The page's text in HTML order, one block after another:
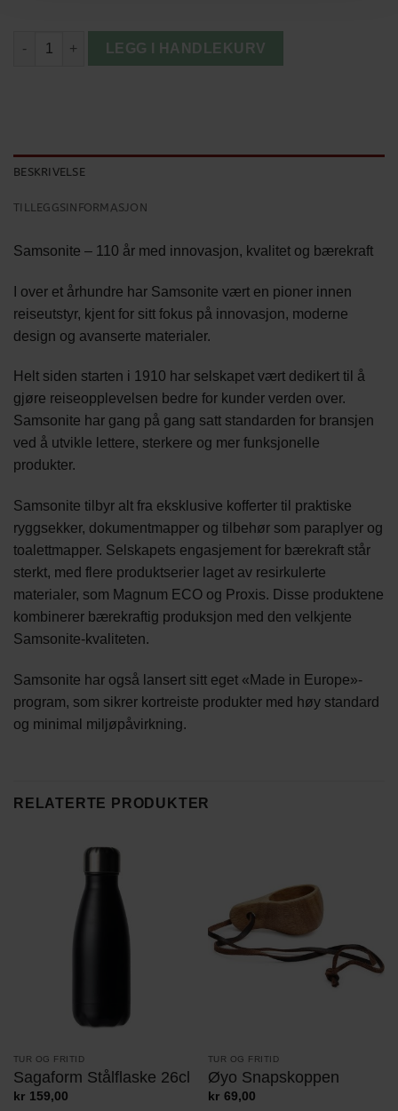
Samsonite Restackd 55 cm Utvidbar Koffert med Pakkekuber
LEGG I HANDLEKURV
BESKRIVELSE
TILLEGGSINFORMASJON
Samsonite – 110 år med innovasjon, kvalitet og bærekraft
I over et århundre har Samsonite vært en pioner innen
reiseutstyr, kjent for sitt fokus på innovasjon, moderne
design og avanserte materialer.
Helt siden starten i 1910 har selskapet vært dedikert til å
gjøre reiseopplevelsen bedre for kunder verden over.
Samsonite har gang på gang satt standarden for bransjen
ved å utvikle lettere, sterkere og mer funksjonelle
produkter.
Samsonite tilbyr alt fra eksklusive kofferter til praktiske
ryggsekker, dokumentmapper og tilbehør som paraplyer og
toalettmapper. Selskapets engasjement for bærekraft står
sterkt, med flere produktserier laget av resirkulerte
materialer, som Magnum ECO og Proxis. Disse produktene
kombinerer bærekraftig produksjon med den velkjente
Samsonite-kvaliteten.
Samsonite har også lansert sitt eget «Made in Europe»-
program, som sikrer kortreiste produkter med høy standard
og minimal miljøpåvirkning.
RELATERTE PRODUKTER
TUR OG FRITID
Sagaform Stålflaske 26cl
kr 159,00
TUR OG FRITID
Øyo Snapskoppen
kr 69,00